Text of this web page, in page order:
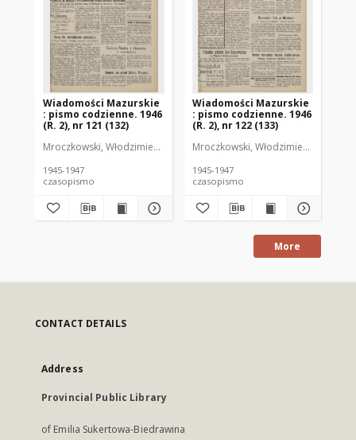
Wiadomości Mazurskie
: pismo codzienne. 1946
(R. 2), nr 121 (132)
Mroczkowski, Włodzimierz (1902-1971). Redaktor
1945-1947
czasopismo
Wiadomości Mazurskie
: pismo codzienne. 1946
(R. 2), nr 122 (133)
Mroczkowski, Włodzimierz (1902-
1945-1947
czasopismo
More
CONTACT DETAILS
Address
Provincial Public Library
of Emilia Sukertowa-Biedrawina